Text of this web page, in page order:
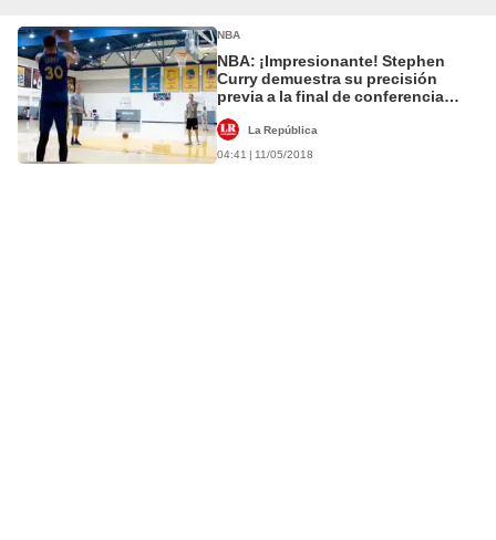
NBA
NBA: ¡Impresionante! Stephen
Curry demuestra su precisión
previa a la final de conferencia
La República
04:41 | 11/05/2018